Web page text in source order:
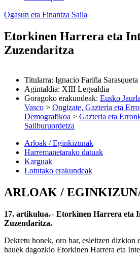
Ogasun eta Finantza Saila
Etorkinen Harrera eta
Zuzendaritza
Titularra: Ignacio Fariña Sarasqueta
Agintaldia: XIII Legealdia
Goragoko erakundeak: Eusko
Vasco > Ongizate, Gazteria eta
Demografikoa > Gazteria eta
Sailburuordetza
Arloak / Eginkizunak
Harremanetarako datuak
Karguak
Lotutako erakundeak
ARLOAK /
17. artikulua.– Etorkinen Harrera eta
Zuzendaritza.
Dekretu honek, oro har, esleitzen dizkion
hauek dagozkio Etorkinen Harrera eta